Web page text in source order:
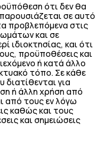
ότι δεν θα
σε αυτό
προβλεπόμενα στις
και σε
ιδιοκτησίας, και ότι
προϋποθέσεις και
ή κατά άλλο
τόπο. Σε κάθε
για
ή άλλη χρήση από
από τους εν λόγω
καθώς και τους
και σημειώσεις